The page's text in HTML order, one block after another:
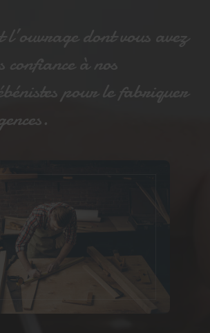
l’ouvrage dont vous avez
confiance à nos
pour le fabriquer